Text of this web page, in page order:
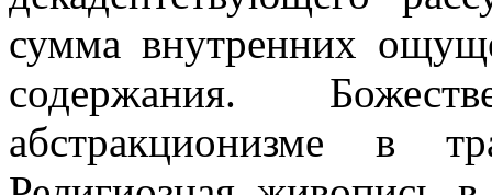
сумма внутренних
содержания.
абстракционизме в